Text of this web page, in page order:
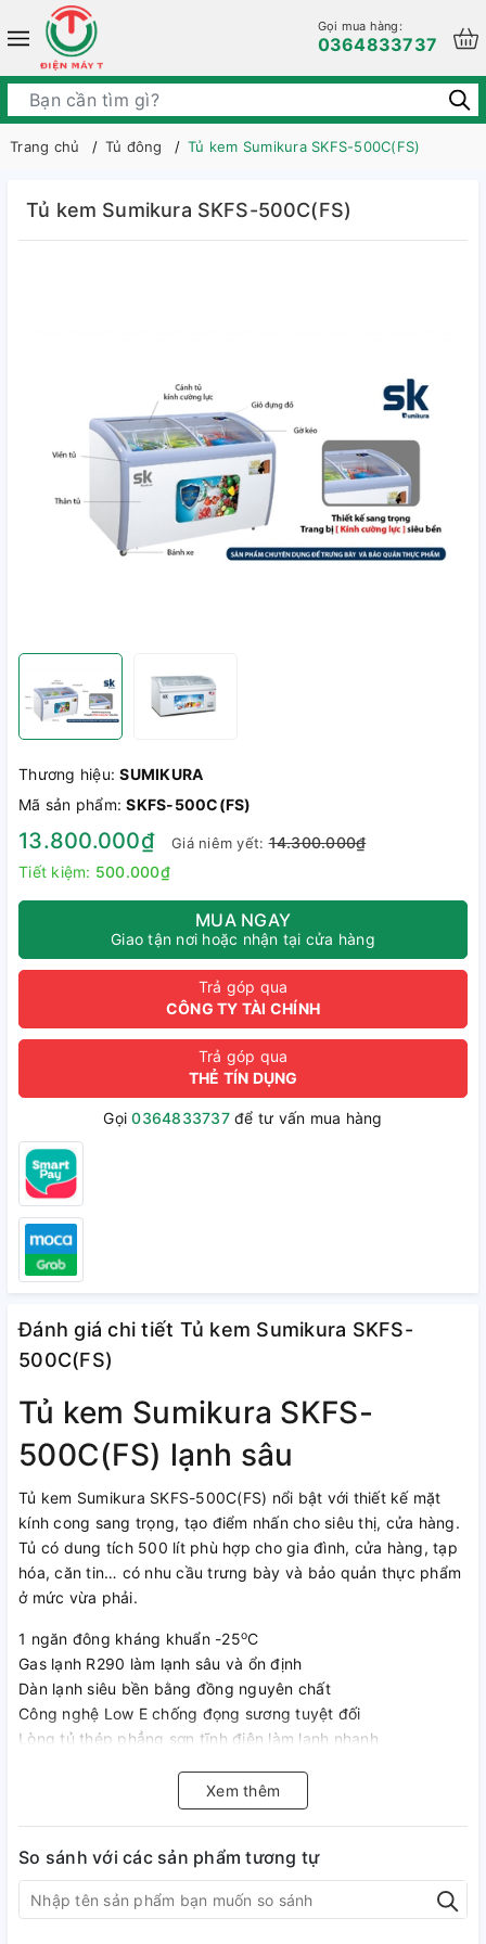
Gọi mua hàng:
0364833737
Trang chủ Tủ đông Tủ kem Sumikura SKFS-500C(FS)
Tủ kem Sumikura SKFS-500C(FS)
Thương hiệu:SUMIKURA
Mã sản phẩm:SKFS-500C(FS)
13.800.000₫ Giá niêm yết:14.300.000₫
Tiết kiệm: 500.000₫
MUA NGAY
Giao tận nơi hoặc nhận tại cửa hàng
Trả góp qua
CÔNG TY TÀI CHÍNH
Trả góp qua
THẺ TÍN DỤNG
Gọi0364833737để tư vấn mua hàng
Đánh giá chi tiết Tủ kem Sumikura SKFS-
500C(FS)
Tủ kem Sumikura SKFS-
500C(FS) lạnh sâu
Tủ kem Sumikura SKFS-500C(FS) nổi bật với thiết kế mặt
kính cong sang trọng, tạo điểm nhấn cho siêu thị, cửa hàng.
Tủ có dung tích 500 lít phù hợp cho gia đình, cửa hàng, tạp
hóa, căn tin… có nhu cầu trưng bày và bảo quản thực phẩm
ở mức vừa phải.
1 ngăn đông kháng khuẩn -25oC
Gas lạnh R290 làm lạnh sâu và ổn định
Dàn lạnh siêu bền bằng đồng nguyên chất
Công nghệ Low E chống đọng sương tuyệt đối
Lòng tủ thép phẳng sơn tĩnh điện làm lạnh nhanh
Khung phủ tole thép dày 0,4mm chống rỉ sét
Phía bên trong lòng tủ được làm từ thép phẳng sơn tĩnh
điện, bề mặt được làm từ nhựa ABS trắng hỗ trợ làm lạnh
nhanh chóng. Đồng thời tạo cảm giác sạch sẽ, hợp vệ sinh.
Xem thêm
So sánh với các sản phẩm tương tự